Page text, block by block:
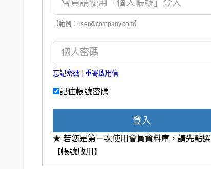
【範例：user@company.com】
忘記密碼 重寄啟用信
記住帳號密碼
登入
★ 若您是第一次使用會員資料庫，請先點選
【帳號啟用】